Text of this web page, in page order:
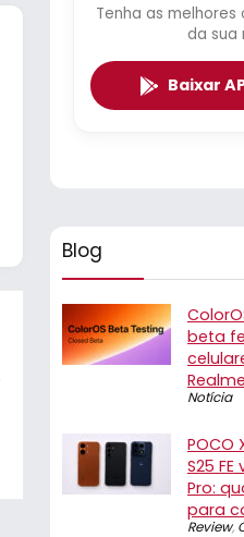
Tenha as
da sua
Baixar
Blog
beta
Realme
Notícia
POCO
S25
Pro:
para
Review,